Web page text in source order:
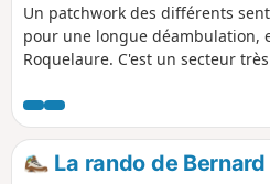
Un patchwork des différents
pour une longue déambulation,
Roquelaure. C'est un secteur
La rando de